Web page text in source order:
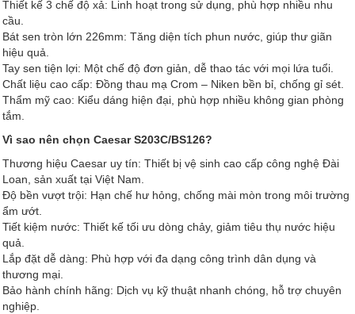
Thiết kế 3 chế độ xả: Linh hoạt trong sử dụng, phù hợp nhiều nhu
cầu.
Bát sen tròn lớn 226mm: Tăng diện tích phun nước, giúp thư giãn
hiệu quả.
Tay sen tiện lợi: Một chế độ đơn giản, dễ thao tác với mọi lứa tuổi.
Chất liệu cao cấp: Đồng thau mạ Crom – Niken bền bỉ, chống gỉ sét.
Thẩm mỹ cao: Kiểu dáng hiện đại, phù hợp nhiều không gian phòng
tắm.
Vì sao nên chọn Caesar S203C/BS126?
Thương hiệu Caesar uy tín: Thiết bị vệ sinh cao cấp công nghệ Đài
Loan, sản xuất tại Việt Nam.
Độ bền vượt trội: Hạn chế hư hỏng, chống mài mòn trong môi trường
ẩm ướt.
Tiết kiệm nước: Thiết kế tối ưu dòng chảy, giảm tiêu thụ nước hiệu
quả.
Lắp đặt dễ dàng: Phù hợp với đa dạng công trình dân dụng và
thương mại.
Bảo hành chính hãng: Dịch vụ kỹ thuật nhanh chóng, hỗ trợ chuyên
nghiệp.